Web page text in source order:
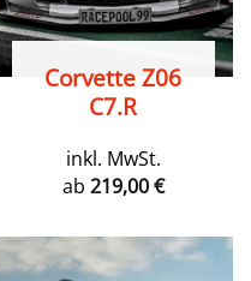
Corvette Z06
C7.R
inkl. MwSt.
ab 219,00€